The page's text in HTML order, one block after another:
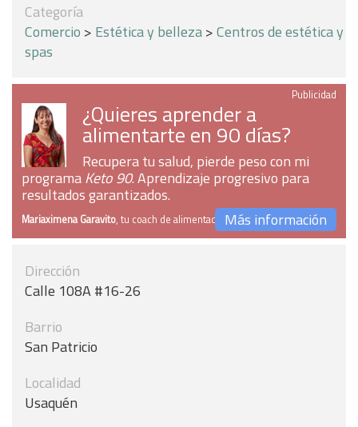
Categoría
Comercio > Estética y belleza>Centros de estética y
spas
Publicidad
¿Quieres aprender a
alimentarte en 90 días?
Recupera tu salud, pierde peso con mi
programaKeto 90. Aprendizaje progresivo para
resultados garantizados.
Mariaximena Garavito, tu coach de alimentaciónMás información
Dirección
Calle 108A #16-26
Barrio
San Patricio
Localidad
Usaquén